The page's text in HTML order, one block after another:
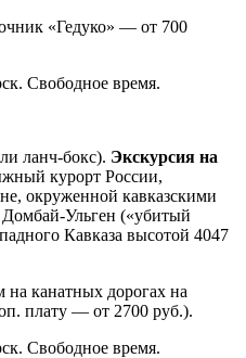
«Гедуко» — от 700
Свободное время.
ланч-бокс). Экскурсия на
курорт России,
окруженной кавказскими
Ульген («убитый
Кавказа высотой 4047
канатных дорогах на
плату — от 2700 руб.).
Свободное время.